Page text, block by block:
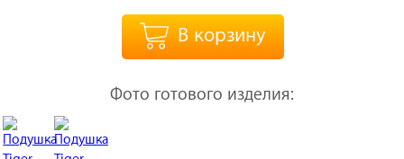
В корзину
Фото готового изделия: